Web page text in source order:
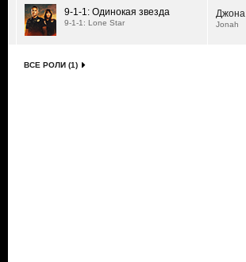
9-1-1: Одинокая звезда
9-1-1: Lone Star
Джона
Jonah
ВСЕ РОЛИ (1)